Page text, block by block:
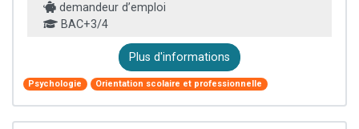
demandeur d’emploi
BAC+3/4
Plus d'informations
Psychologie Orientation scolaire et professionnelle